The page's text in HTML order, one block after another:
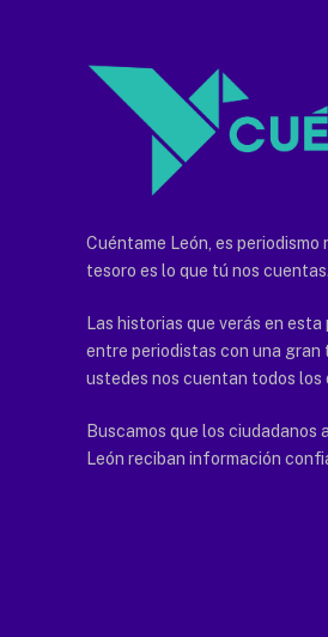
Cuéntame León, es periodismo
tesoro es lo que tú nos cuentas.
Las historias que verás en
entre periodistas con una gran
ustedes nos cuentan todos los
Buscamos que los ciudadanos
León reciban información